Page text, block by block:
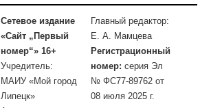
Сетевое издание
«Сайт „Первый
номер“» 16+
Учредитель:
МАИУ «Мой город
Липецк»
Главный редактор:
Е. А. Мамцева
Регистрационный
номер: серия Эл
№ ФС77-89762 от
08 июля 2025 г.